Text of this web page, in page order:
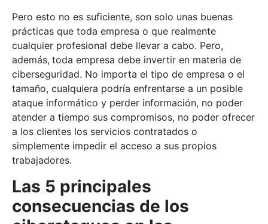
Pero esto no es suficiente, son solo unas buenas
prácticas que toda empresa o que realmente
cualquier profesional debe llevar a cabo. Pero,
además, toda empresa debe invertir en materia de
ciberseguridad. No importa el tipo de empresa o el
tamaño, cualquiera podría enfrentarse a un posible
ataque informático y perder información, no poder
atender a tiempo sus compromisos, no poder ofrecer
a los clientes los servicios contratados o
simplemente impedir el acceso a sus propios
trabajadores.
Las 5 principales
consecuencias de los